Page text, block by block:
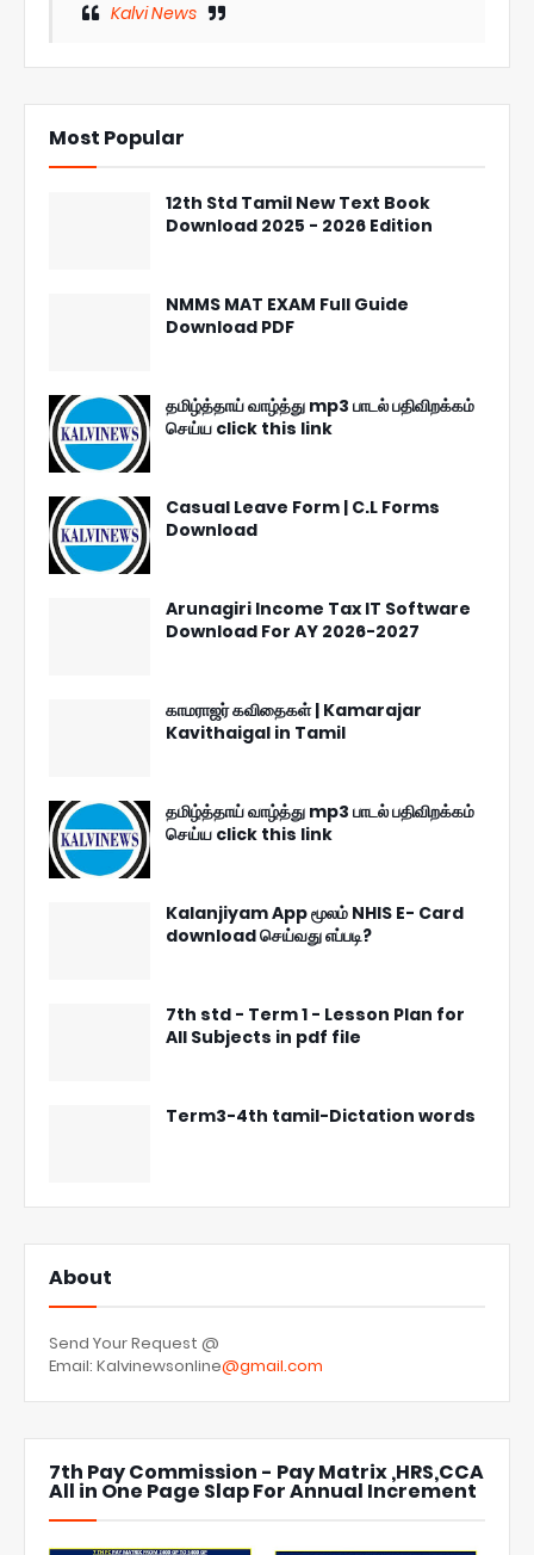
Kalvi News
Most Popular
12th Std Tamil New Text Book
Download 2025 - 2026 Edition
NMMS MAT EXAM Full Guide
Download PDF
தமிழ்த்தாய் வாழ்த்து mp3 பாடல் பதிவிறக்கம்
செய்ய click this link
Casual Leave Form | C.L Forms
Download
Arunagiri Income Tax IT Software
Download For AY 2026-2027
காமராஜர் கவிதைகள் | Kamarajar
Kavithaigal in Tamil
தமிழ்த்தாய் வாழ்த்து mp3 பாடல் பதிவிறக்கம்
செய்ய click this link
Kalanjiyam App மூலம் NHIS E- Card
download செய்வது எப்படி?
7th std - Term 1 - Lesson Plan for
All Subjects in pdf file
Term3-4th tamil-Dictation words
About
Send Your Request @
Email: Kalvinewsonline@gmail.com
7th Pay Commission - Pay Matrix ,HRS,CCA
All in One Page Slap For Annual Increment